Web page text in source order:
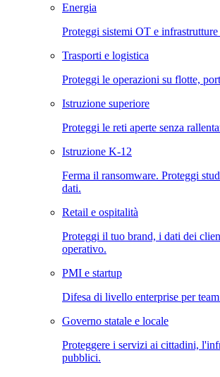
Energia
Proteggi sistemi OT e
Trasporti e logistica
Proteggi le operazioni su flotte,
Istruzione superiore
Proteggi le reti aperte senza
Istruzione K-12
Ferma il ransomware. Proteggi
dati.
Retail e ospitalità
Proteggi il tuo brand, i dati dei
operativo.
PMI e startup
Difesa di livello enterprise per
Governo statale e locale
Proteggere i servizi ai cittadini,
pubblici.